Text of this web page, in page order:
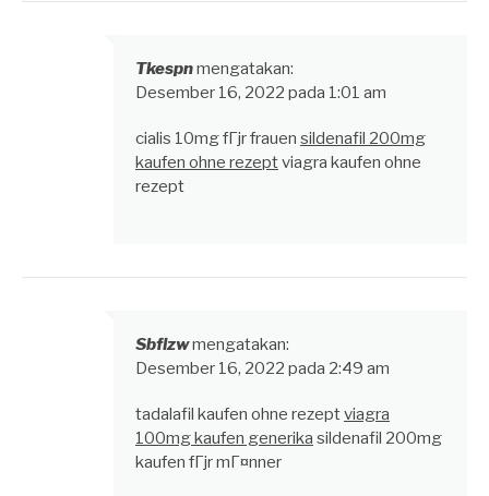
Tkespnmengatakan:
Desember 16, 2022 pada 1:01 am
cialis 10mg fГјr frauen sildenafil 200mg
kaufen ohne rezeptviagra kaufen ohne
rezept
Sbflzwmengatakan:
Desember 16, 2022 pada 2:49 am
tadalafil kaufen ohne rezeptviagra
100mg kaufen generika sildenafil 200mg
kaufen fГјr mГ¤nner